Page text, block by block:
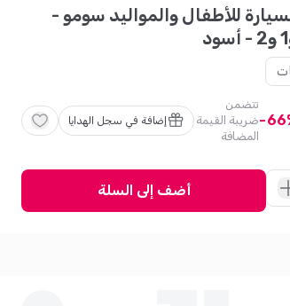
للأطفال والمواليد سومو -
66
تتضمن
ضريبة القيمة
المضافة
إضافة في سجل الهدايا
أضف إلى السلة